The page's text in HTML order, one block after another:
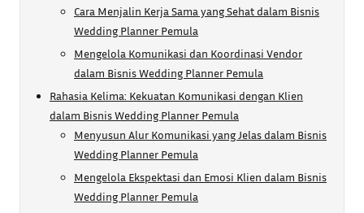
Cara Menjalin Kerja Sama yang Sehat dalam Bisnis
Wedding Planner Pemula
Mengelola Komunikasi dan Koordinasi Vendor
dalam Bisnis Wedding Planner Pemula
Rahasia Kelima: Kekuatan Komunikasi dengan Klien
dalam Bisnis Wedding Planner Pemula
Menyusun Alur Komunikasi yang Jelas dalam Bisnis
Wedding Planner Pemula
Mengelola Ekspektasi dan Emosi Klien dalam Bisnis
Wedding Planner Pemula